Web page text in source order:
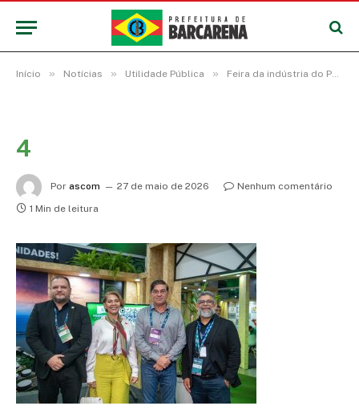
Início » Notícias » Utilidade Pública » Feira da indústria do Pará conta com a parceria da prefeitura de Barcarena para celebrar o desenvolvimento no estado
4
Por ascom 27 de maio de 2026
Nenhum comentário
1 Min de leitura